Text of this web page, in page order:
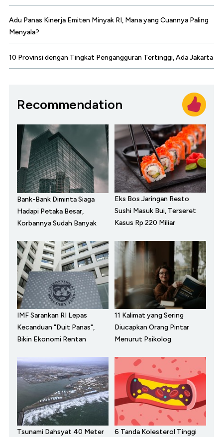
Adu Panas Kinerja Emiten Minyak RI, Mana yang Cuannya Paling
Menyala?
10 Provinsi dengan Tingkat Pengangguran Tertinggi, Ada Jakarta
Recommendation
Bank-Bank Diminta Siaga
Hadapi Petaka Besar,
Korbannya Sudah Banyak
Eks Bos Jaringan Resto
Sushi Masuk Bui, Terseret
Kasus Rp 220 Miliar
IMF Sarankan RI Lepas
Kecanduan "Duit Panas",
Bikin Ekonomi Rentan
11 Kalimat yang Sering
Diucapkan Orang Pintar
Menurut Psikolog
Tsunami Dahsyat 40 Meter
6 Tanda Kolesterol Tinggi